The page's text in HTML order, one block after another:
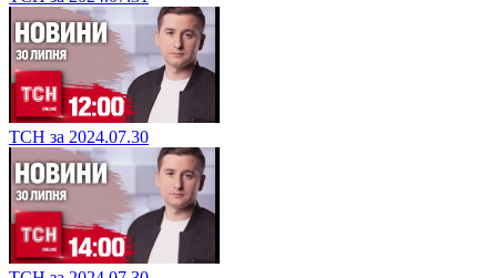
ТСН за 2024.07.30